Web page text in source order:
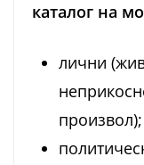
каталог на
лични
произвол);